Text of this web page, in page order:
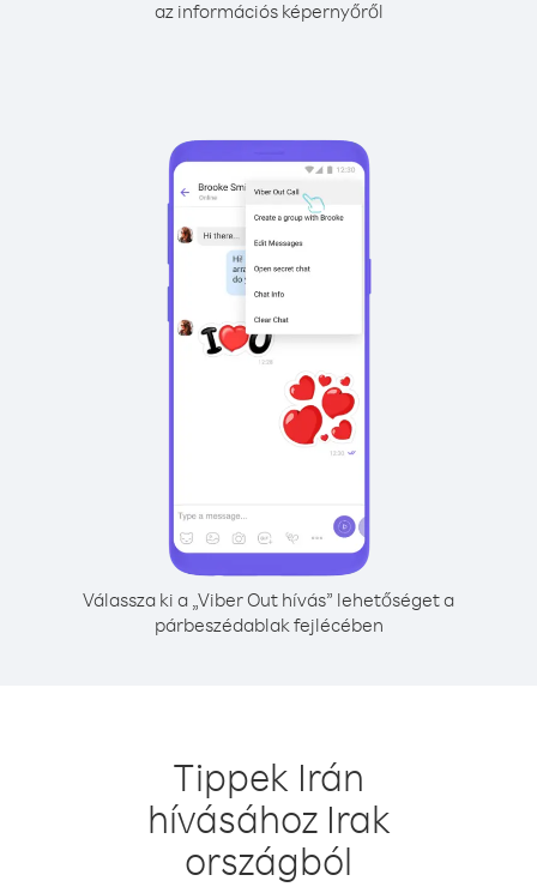
az információs képernyőről
Válassza ki a „Viber Out hívás” lehetőséget a
párbeszédablak fejlécében
Tippek Irán
hívásához Irak
országból